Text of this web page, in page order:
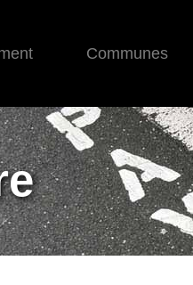
Communes